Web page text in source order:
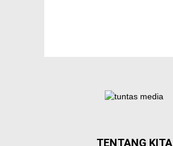
TENTANG KITA